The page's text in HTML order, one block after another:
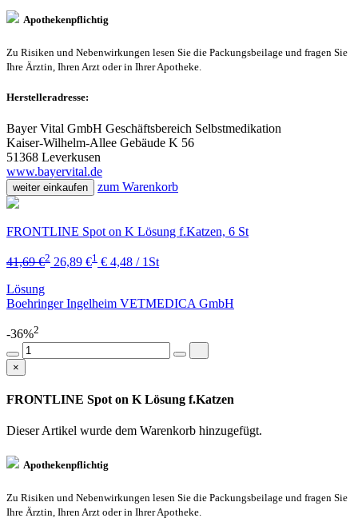
Apothekenpflichtig
Zu Risiken und Nebenwirkungen lesen Sie die Packungsbeilage und fragen Sie
Ihre Ärztin, Ihren Arzt oder in Ihrer Apotheke.
Herstelleradresse:
Bayer Vital GmbH Geschäftsbereich Selbstmedikation
Kaiser-Wilhelm-Allee Gebäude K 56
51368 Leverkusen
www.bayervital.de
weiter einkaufen zum Warenkorb
FRONTLINE Spot on K Lösung f.Katzen, 6 St
41,69 €2 26,89 €1 € 4,48 / 1St
Lösung
Boehringer Ingelheim VETMEDICA GmbH
-36%2
×
FRONTLINE Spot on K Lösung f.Katzen
Dieser Artikel wurde dem Warenkorb hinzugefügt.
Apothekenpflichtig
Zu Risiken und Nebenwirkungen lesen Sie die Packungsbeilage und fragen Sie
Ihre Ärztin, Ihren Arzt oder in Ihrer Apotheke.